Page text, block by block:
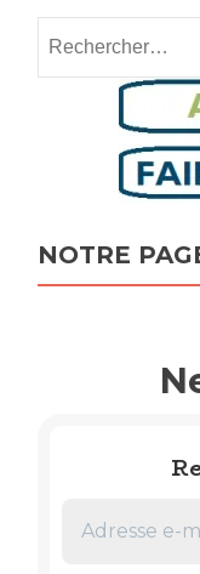
NOTRE